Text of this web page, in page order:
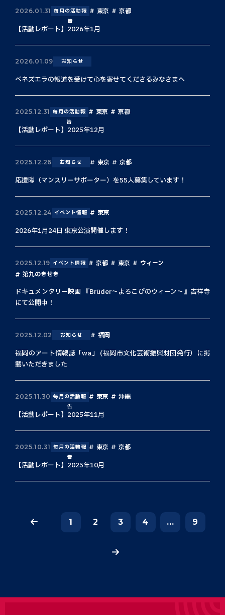
2026.01.31 毎月の活動報
告
東京 京都
【活動レポート】2026年1月
2026.01.09 お知らせ
ベネズエラの報道を受けて心を寄せてくださるみなさまへ
2025.12.31 毎月の活動報
告
東京 京都
【活動レポート】2025年12月
2025.12.26 お知らせ 東京 京都
応援隊（マンスリーサポーター）を55人募集しています！
2025.12.24 イベント情報 東京
2026年1月24日 東京公演開催します！
2025.12.19 イベント情報 京都 東京
ウィーン
第九のきせき
ドキュメンタリー映画 『Brüder〜よろこびのウィーン〜』吉祥寺
にて公開中！
2025.12.02 お知らせ 福岡
福岡のアート情報誌「wa」 (福岡市文化芸術振興財団発行）に掲
載いただきました
2025.11.30 毎月の活動報
告
東京 沖縄
【活動レポート】2025年11月
2025.10.31 毎月の活動報
告
東京 京都
【活動レポート】2025年10月
1 2 3 4 ... 9